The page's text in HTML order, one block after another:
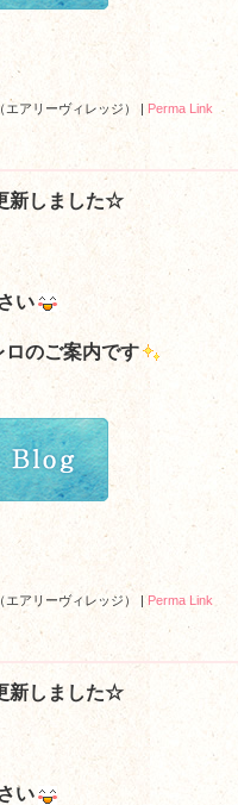
アリーヴィレッジ） | Perma Link
新しました☆
い
のご案内です
アリーヴィレッジ） Perma Link
新しました☆
い